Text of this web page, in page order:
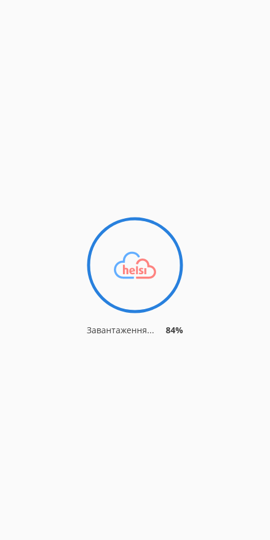
Завантаження... 84%